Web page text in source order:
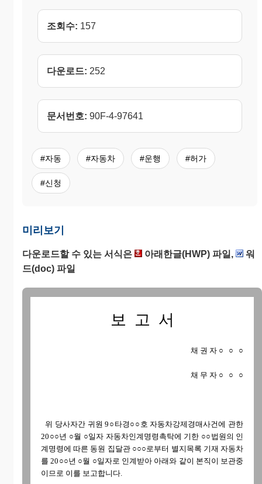
조회수: 157
다운로드: 252
문서번호: 90F-4-97641
#자동 #자동차 #운행 #허가
#신청
미리보기
다운로드할 수 있는 서식은 아래한글(HWP) 파일,
워
드(doc) 파일
보 고 서
채 권 자 ○ ○ ○
채 무 자 ○ ○ ○
위 당사자간 귀원 9○타경○○호 자동차강제경매사건에 관한
20○○년 ○월 ○일자 자동차인계명령촉탁에 기한 ○○법원의 인
계명령에 따른 동원 집달관 ○○○로부터 별지목록 기재 자동차
를 20○○년 ○월 ○일자로 인계받아 아래와 같이 본직이 보관중
이므로 이를 보고합니다.